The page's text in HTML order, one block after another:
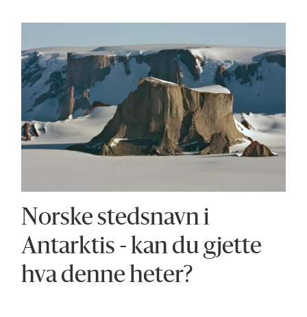
Norske stedsnavn i
Antarktis - kan du gjette
hva denne heter?